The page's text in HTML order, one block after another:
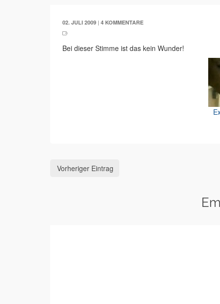
02. JULI 2009 | 4 KOMMENTARE
Bei dieser Stimme ist das kein Wunder!
Vorheriger Eintrag